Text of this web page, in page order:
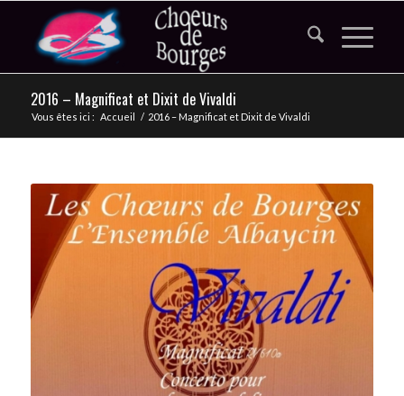
2016 – Magnificat et Dixit de Vivaldi
Vous êtes ici : Accueil / 2016 – Magnificat et Dixit de Vivaldi